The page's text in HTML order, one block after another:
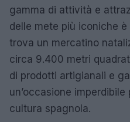
gamma di attività e
delle mete più iconiche è
trova un mercatino
circa 9.400 metri
di prodotti artigianali e
un’occasione
cultura spagnola.